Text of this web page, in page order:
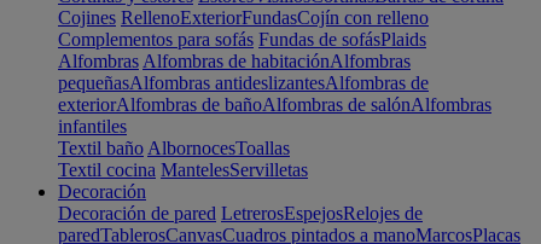
Cojines RellenoExteriorFundasCojín con relleno
Complementos para sofás Fundas de sofásPlaids
Alfombras Alfombras de habitaciónAlfombras
pequeñasAlfombras antideslizantesAlfombras de
exteriorAlfombras de bañoAlfombras de salónAlfombras
infantiles
Textil baño AlbornocesToallas
Textil cocina MantelesServilletas
Decoración
Decoración de pared LetrerosEspejosRelojes de
paredTablerosCanvasCuadros pintados a manoMarcosPlacas